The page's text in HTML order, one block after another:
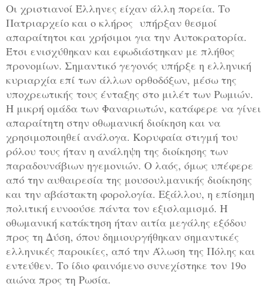
Οι χριστιανοί Έλληνες είχαν άλλη πορεία. Το
Πατριαρχείο και ο κλήρος υπήρξαν θεσμοί
απαραίτητοι και χρήσιμοι για την Αυτοκρατορία.
Έτσι ενισχύθηκαν και εφωδιάστηκαν με πλήθος
προνομίων. Σημαντικό γεγονός υπήρξε η ελληνική
κυριαρχία επί των άλλων ορθοδόξων, μέσω της
υποχρεωτικής τους ένταξης στο μιλέτ των Ρωμιών.
Η μικρή ομάδα των Φαναριωτών, κατάφερε να γίνει
απαραίτητη στην οθωμανική διοίκηση και να
χρησιμοποιηθεί ανάλογα. Κορυφαία στιγμή του
ρόλου τους ήταν η ανάληψη της διοίκησης των
παραδουνάβιων ηγεμονιών. Ο λαός, όμως υπέφερε
από την αυθαιρεσία της μουσουλμανικής διοίκησης
και την αβάστακτη φορολογία. Εξάλλου, η επίσημη
πολιτική ευνοούσε πάντα τον εξισλαμισμό. Η
οθωμανική κατάκτηση ήταν αιτία μεγάλης εξόδου
προς τη Δύση, όπου δημιουργήθηκαν σημαντικές
ελληνικές παροικίες, από την Άλωση της Πόλης και
εντεύθεν. Το ίδιο φαινόμενο συνεχίστηκε τον 19ο
αιώνα προς τη Ρωσία.